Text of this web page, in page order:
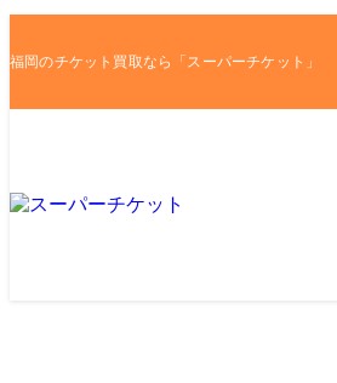
福岡のチケット買取なら「スーパーチケット」